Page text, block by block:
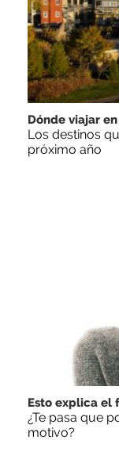
Dónde viajar
Los destinos
próximo año
Esto explica el
¿Te pasa que
motivo?